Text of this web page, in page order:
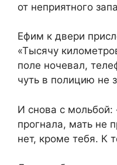
от неприятного
Ефим к двери
«Тысячу
поле ночевал,
чуть в полицию не
И снова с
прогнала, мать не
нет, кроме тебя. К